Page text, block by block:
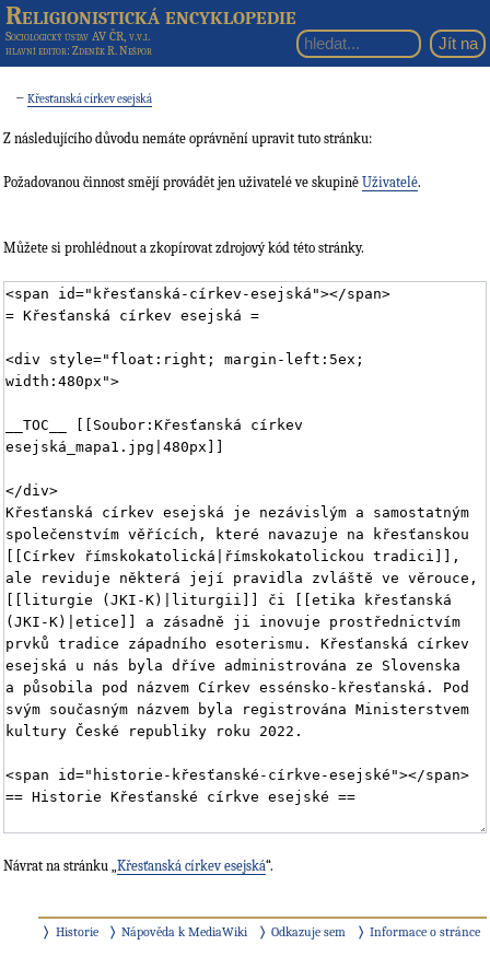
Religionistická encyklopedie
Sociologický ústav AV ČR, v.v.i.
hlavní editor: Zdeněk R. Nešpor
←Křesťanská církev esejská
Z následujícího důvodu nemáte oprávnění upravit tuto stránku:
Požadovanou činnost smějí provádět jen uživatelé ve skupině Uživatelé.
Můžete si prohlédnout a zkopírovat zdrojový kód této stránky.
Návrat na stránku „ Křesťanská církev esejská“.
Historie Nápověda k MediaWiki Odkazuje sem Informace o stránce